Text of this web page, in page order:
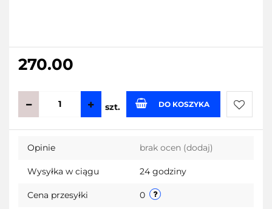
270.00
szt. DO KOSZYKA
Do
Opinie brak ocen (dodaj)
Wysyłka w ciągu 24 godziny
Cena przesyłki 0